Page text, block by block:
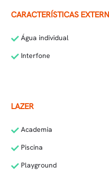
CARACTERÍSTICAS
Água individual
Interfone
LAZER
Academia
Piscina
Playground